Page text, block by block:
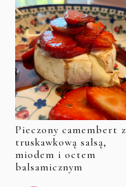
Pieczony camembert z
truskawkową salsą,
miodem i octem
balsamicznym